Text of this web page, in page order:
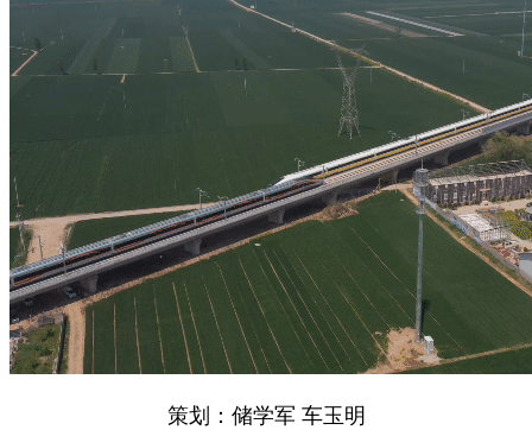
策划：储学军 车玉明